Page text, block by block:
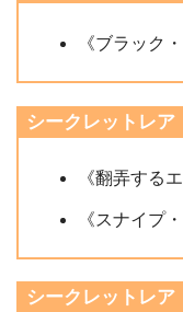
《ブラック
シークレットレア
《翻弄する
《スナイプ
シークレットレア